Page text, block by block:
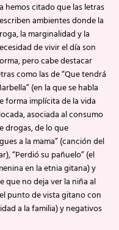
hemos citado que las letras
ambientes donde la
la marginalidad y la
de vivir el día son
pero cabe destacar
como las de “Que tendrá
(en la que se habla
forma implícita de la vida
asociada al consumo
drogas, de lo que
a la mama” (canción del
“Perdió su pañuelo” (el
en la etnia gitana) y
que no deja ver la niña al
punto de vista gitano con
a la familia) y negativos